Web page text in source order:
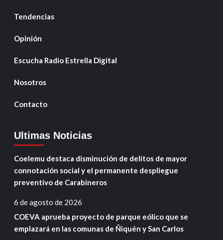
Tendencias
Opinión
Escucha Radio Estrella Digital
Nosotros
Contacto
Ultimas Noticias
Coelemu destaca disminución de delitos de mayor
connotación social y el permanente despliegue
preventivo de Carabineros
6 de agosto de 2026
COEVA aprueba proyecto de parque eólico que se
emplazará en las comunas de Ñiquén y San Carlos